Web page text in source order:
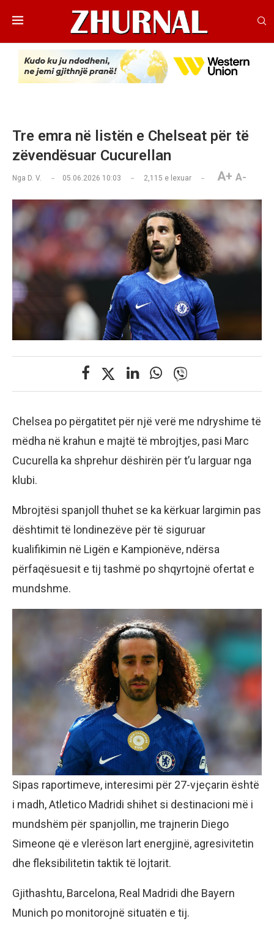
Tre emra në listën e Chelseat për të
zëvendësuar Cucurellan
Nga D. V. 05.06.2026 10:03 2,115 e lexuar A+ A-
Chelsea po përgatitet për një verë me ndryshime të
mëdha në krahun e majtë të mbrojtjes, pasi Marc
Cucurella ka shprehur dëshirën për t’u larguar nga
klubi.
Mbrojtësi spanjoll thuhet se ka kërkuar largimin pas
dështimit të londinezëve për të siguruar
kualifikimin në Ligën e Kampionëve, ndërsa
përfaqësuesit e tij tashmë po shqyrtojnë ofertat e
mundshme.
Sipas raportimeve, interesimi për 27-vjeçarin është
i madh, Atletico Madridi shihet si destinacioni më i
mundshëm për spanjollin, me trajnerin Diego
Simeone që e vlerëson lart energjinë, agresivitetin
dhe fleksibilitetin taktik të lojtarit.
Gjithashtu, Barcelona, Real Madridi dhe Bayern
Munich po monitorojnë situatën e tij.